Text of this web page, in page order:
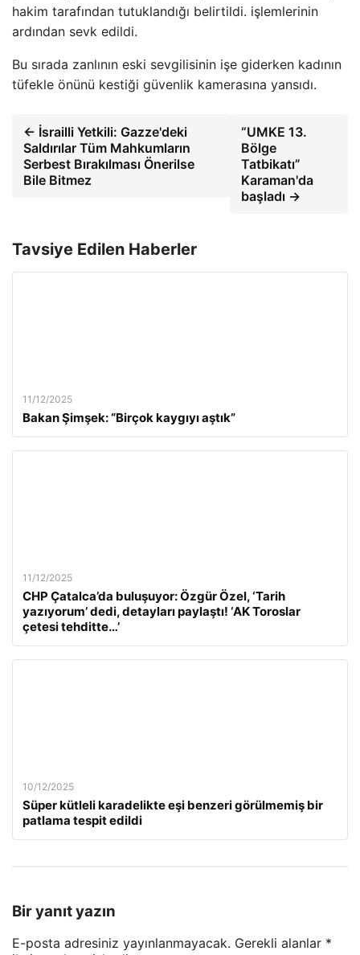
hakim tarafından tutuklandığı belirtildi. işlemlerinin
ardından sevk edildi.
Bu sırada zanlının eski sevgilisinin işe giderken kadının
tüfekle önünü kestiği güvenlik kamerasına yansıdı.
← İsrailli Yetkili: Gazze'deki
Saldırılar Tüm Mahkumların
Serbest Bırakılması Önerilse
Bile Bitmez
“UMKE 13.
Bölge
Tatbikatı”
Karaman'da
başladı →
Tavsiye Edilen Haberler
11/12/2025
Bakan Şimşek: “Birçok kaygıyı aştık”
11/12/2025
CHP Çatalca’da buluşuyor: Özgür Özel, ‘Tarih
yazıyorum’ dedi, detayları paylaştı! ‘AK Toroslar
çetesi tehditte…’
10/12/2025
Süper kütleli karadelikte eşi benzeri görülmemiş bir
patlama tespit edildi
Bir yanıt yazın
E-posta adresiniz yayınlanmayacak. Gerekli alanlar *